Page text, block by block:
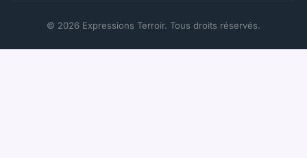
© 2026 Expressions Terroir. Tous droits réservés.